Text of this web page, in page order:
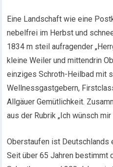
Eine Landschaft wie eine
nebelfrei im Herbst und
1834 m steil aufragender
kleine Weiler und mittendrin
einziges Schroth-Heilbad mit
Wellnessgastgebern,
Allgäuer Gemütlichkeit.
aus der Rubrik „Ich wünsch mir
Oberstaufen ist Deutschlands
Seit über 65 Jahren bestimmt